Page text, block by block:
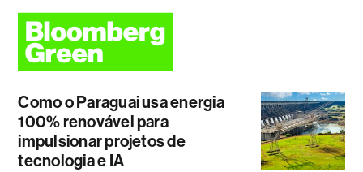
Como o Paraguai usa energia
100% renovável para
impulsionar projetos de
tecnologia e IA